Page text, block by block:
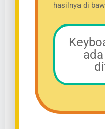
hasilnya di